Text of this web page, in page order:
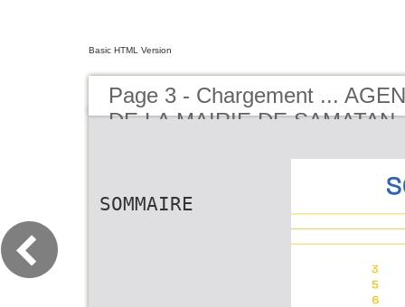
Basic HTML Version
Page 3 - Chargement ...
DE LA MAIRIE DE SAMATAN
SOMMAIRE